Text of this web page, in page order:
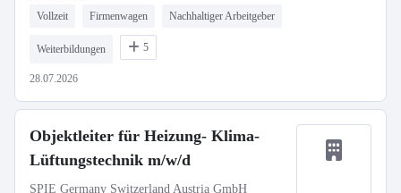
Vollzeit Firmenwagen Nachhaltiger Arbeitgeber
Weiterbildungen 5
28.07.2026
Objektleiter für Heizung- Klima-
Lüftungstechnik m/w/d
SPIE Germany Switzerland Austria GmbH